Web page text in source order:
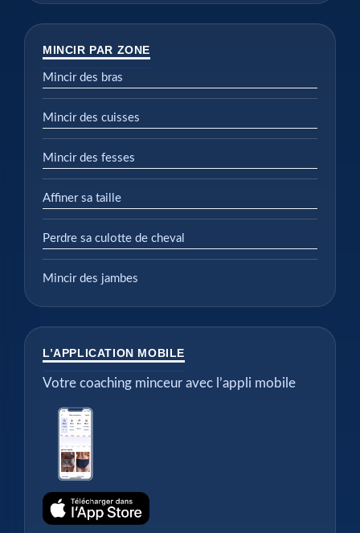
MINCIR PAR ZONE
Mincir des bras
Mincir des cuisses
Mincir des fesses
Affiner sa taille
Perdre sa culotte de cheval
Mincir des jambes
L’APPLICATION MOBILE
Votre coaching minceur avec l’appli mobile